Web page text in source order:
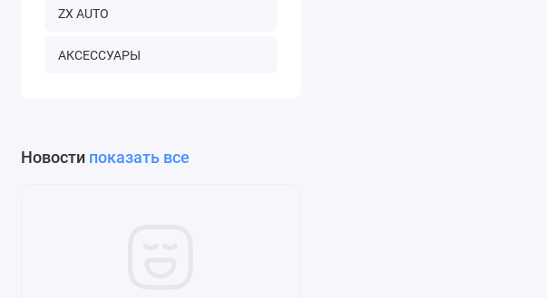
ZX AUTO
АКСЕССУАРЫ
Новости показать все